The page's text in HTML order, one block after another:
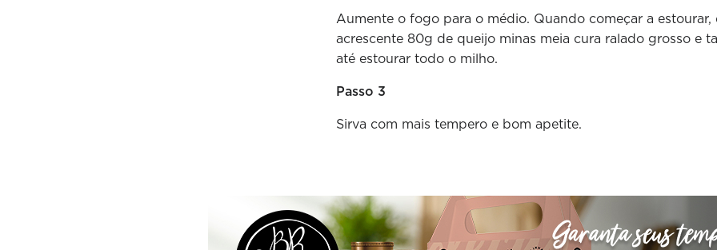
Aumente o fogo para o médio. Quando começar a estourar,
acrescente 80g de queijo minas meia cura ralado grosso e
até estourar todo o milho.
Passo 3
Sirva com mais tempero e bom apetite.